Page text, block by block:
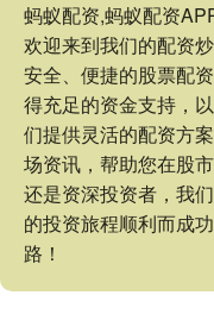
蚂蚁配资,蚂蚁配资
欢迎来到我们的配资
安全、便捷的股票配
得充足的资金支持，
们提供灵活的配资方
场资讯，帮助您在股
还是资深投资者，我
的投资旅程顺利而成
路！